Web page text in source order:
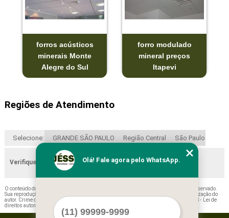
forros acústicos
minerais Monte
Alegre do Sul
forro modulado
mineral preços
Itapevi
Regiões de Atendimento
Selecione: GRANDE SÃO PAULO Região Central São Paulo
Verifique as regiões que atendemos
O conteúdo do texto "
" é de direito reservado.
Sua reprodução, parcial ou total, mesmo citando nossos links, é proibida sem a autorização do
autor. Crime de violação de direito autoral – artigo 184 do Código Penal – Lei 9610/98 - Lei de
direitos autorais
Olá! Fale agora pelo WhatsApp.